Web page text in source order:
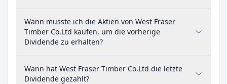
Wann musste ich die Aktien von West Fraser
Timber Co.Ltd kaufen, um die vorherige
Dividende zu erhalten?
Wann hat West Fraser Timber Co.Ltd die letzte
Dividende gezahlt?